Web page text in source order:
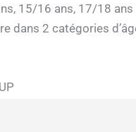
15/16 ans, 17/18 ans
dans 2 catégories